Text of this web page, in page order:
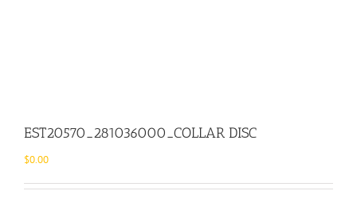
EST20570_281036000_COLLAR DISC
$0.00